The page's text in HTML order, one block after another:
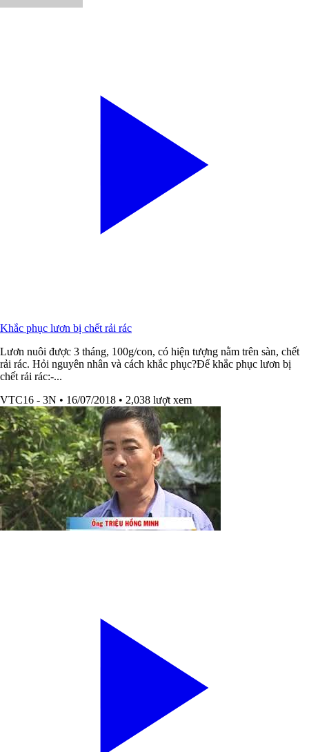
Khắc phục lươn bị chết rải rác
Lươn nuôi được 3 tháng, 100g/con, có hiện tượng nằm trên sàn, chết
rải rác. Hỏi nguyên nhân và cách khắc phục?Để khắc phục lươn bị
chết rải rác:-...
VTC16 - 3N • 16/07/2018 • 2,038 lượt xem